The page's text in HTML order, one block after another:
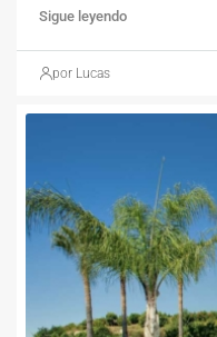
Sigue leyendo
por Lucas